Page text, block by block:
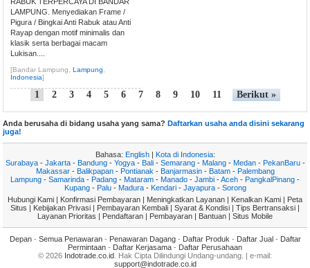
LAMPUNG. Menyediakan Frame /
Pigura / Bingkai Anti Rabuk atau Anti
Rayap dengan motif minimalis dan
klasik serta berbagai macam
Lukisan....
[Bandar Lampung,Lampung
Indonesia]
1 2 3 4 5 6 7 8 9 10 11 Berikut »
Anda berusaha di bidang usaha yang sama?Daftarkan usaha anda disini sekarang
juga!
Bahasa: English| Kota di Indonesia:
Surabaya- Jakarta- Bandung- Yogya- Bali- Semarang- Malang- Medan- PekanBaru-
Makassar- Balikpapan- Pontianak - Banjarmasin- Batam- Palembang
Lampung - Samarinda - Padang - Mataram - Manado - Jambi -Aceh - PangkalPinang -
Kupang- Palu- Madura- Kendari- Jayapura- Sorong
Hubungi Kami | Konfirmasi Pembayaran | Meningkatkan Layanan | Kenalkan Kami | Peta
Situs | Kebijakan Privasi | Pembayaran Kembali | Syarat & Kondisi | Tips Bertransaksi |
Layanan Prioritas | Pendaftaran | Pembayaran | Bantuan | Situs Mobile
Depan- Semua Penawaran- Penawaran Dagang- Daftar Produk - Daftar Jual- Daftar
Permintaan - Daftar Kerjasama - Daftar Perusahaan
© 2026 Indotrade.co.id . Hak Cipta Dilindungi Undang-undang. | e-mail:
support@indotrade.co.id